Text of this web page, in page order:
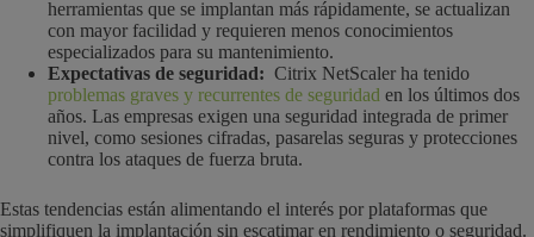
herramientas que se implantan más rápidamente, se actualizan
con mayor facilidad y requieren menos conocimientos
especializados para su mantenimiento.
Expectativas de seguridad: Citrix NetScaler ha tenido
problemas graves y recurrentes de seguridad en los últimos dos
años. Las empresas exigen una seguridad integrada de primer
nivel, como sesiones cifradas, pasarelas seguras y protecciones
contra los ataques de fuerza bruta.
Estas tendencias están alimentando el interés por plataformas que
simplifiquen la implantación sin escatimar en rendimiento o seguridad.